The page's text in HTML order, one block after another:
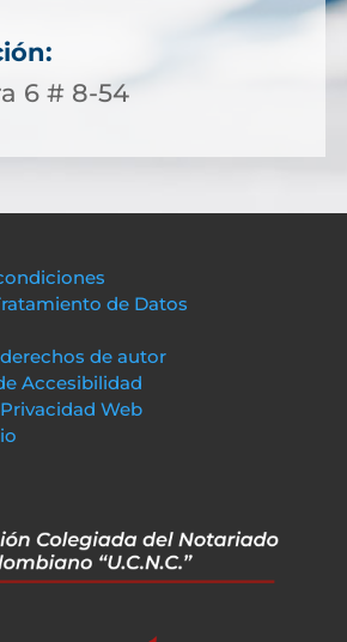
6 # 8-54
de Datos
de autor
Accesibilidad
Web